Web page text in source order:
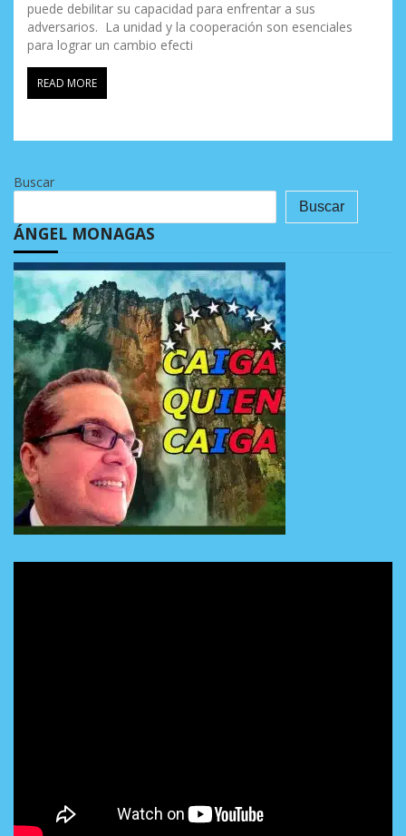
puede debilitar su capacidad para enfrentar a sus
adversarios. La unidad y la cooperación son esenciales
para lograr un cambio efecti
READ MORE
Buscar
Buscar
ÁNGEL MONAGAS